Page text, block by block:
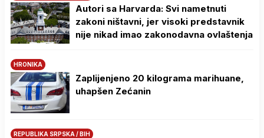
Autori sa Harvarda: Svi nametnuti
zakoni ništavni, jer visoki predstavnik
nije nikad imao zakonodavna ovlaštenja
HRONIKA
Zaplijenjeno 20 kilograma marihuane,
uhapšen Zećanin
REPUBLIKA SRPSKA / BIH